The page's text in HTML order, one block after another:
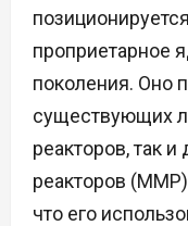
проприетарное
поколения. Оно
существующих
реакторов, так
реакторов
что его